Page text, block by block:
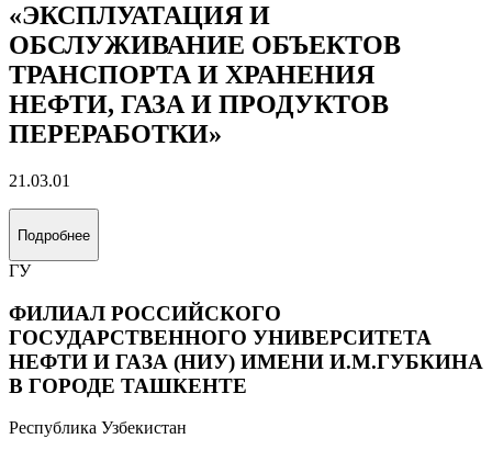
«ЭКСПЛУАТАЦИЯ И
ОБСЛУЖИВАНИЕ ОБЪЕКТОВ
ТРАНСПОРТА И ХРАНЕНИЯ
НЕФТИ, ГАЗА И ПРОДУКТОВ
ПЕРЕРАБОТКИ»
21.03.01
Подробнее
ГУ
ФИЛИАЛ РОССИЙСКОГО
ГОСУДАРСТВЕННОГО УНИВЕРСИТЕТА
НЕФТИ И ГАЗА (НИУ) ИМЕНИ И.М.ГУБКИНА
В ГОРОДЕ ТАШКЕНТЕ
Республика Узбекистан